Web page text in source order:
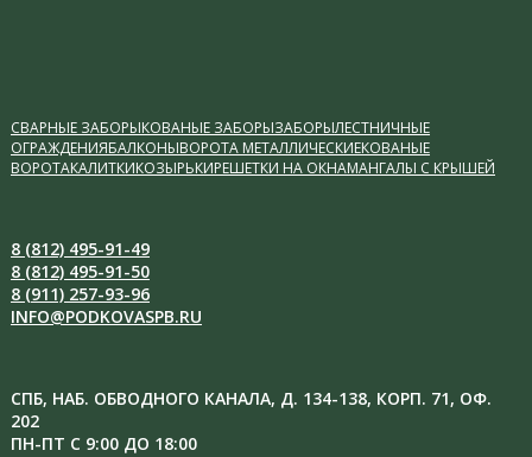
СВАРНЫЕ ЗАБОРЫКОВАНЫЕ ЗАБОРЫЗАБОРЫЛЕСТНИЧНЫЕ
ОГРАЖДЕНИЯБАЛКОНЫВОРОТА МЕТАЛЛИЧЕСКИЕКОВАНЫЕ
ВОРОТАКАЛИТКИКОЗЫРЬКИРЕШЕТКИ НА ОКНАМАНГАЛЫ С КРЫШЕЙ
8 (812) 495-91-49
8 (812) 495-91-50
8 (911) 257-93-96
INFO@PODKOVASPB.RU
СПБ, НАБ. ОБВОДНОГО КАНАЛА, Д. 134-138, КОРП. 71, ОФ.
202
ПН-ПТ С 9:00 ДО 18:00